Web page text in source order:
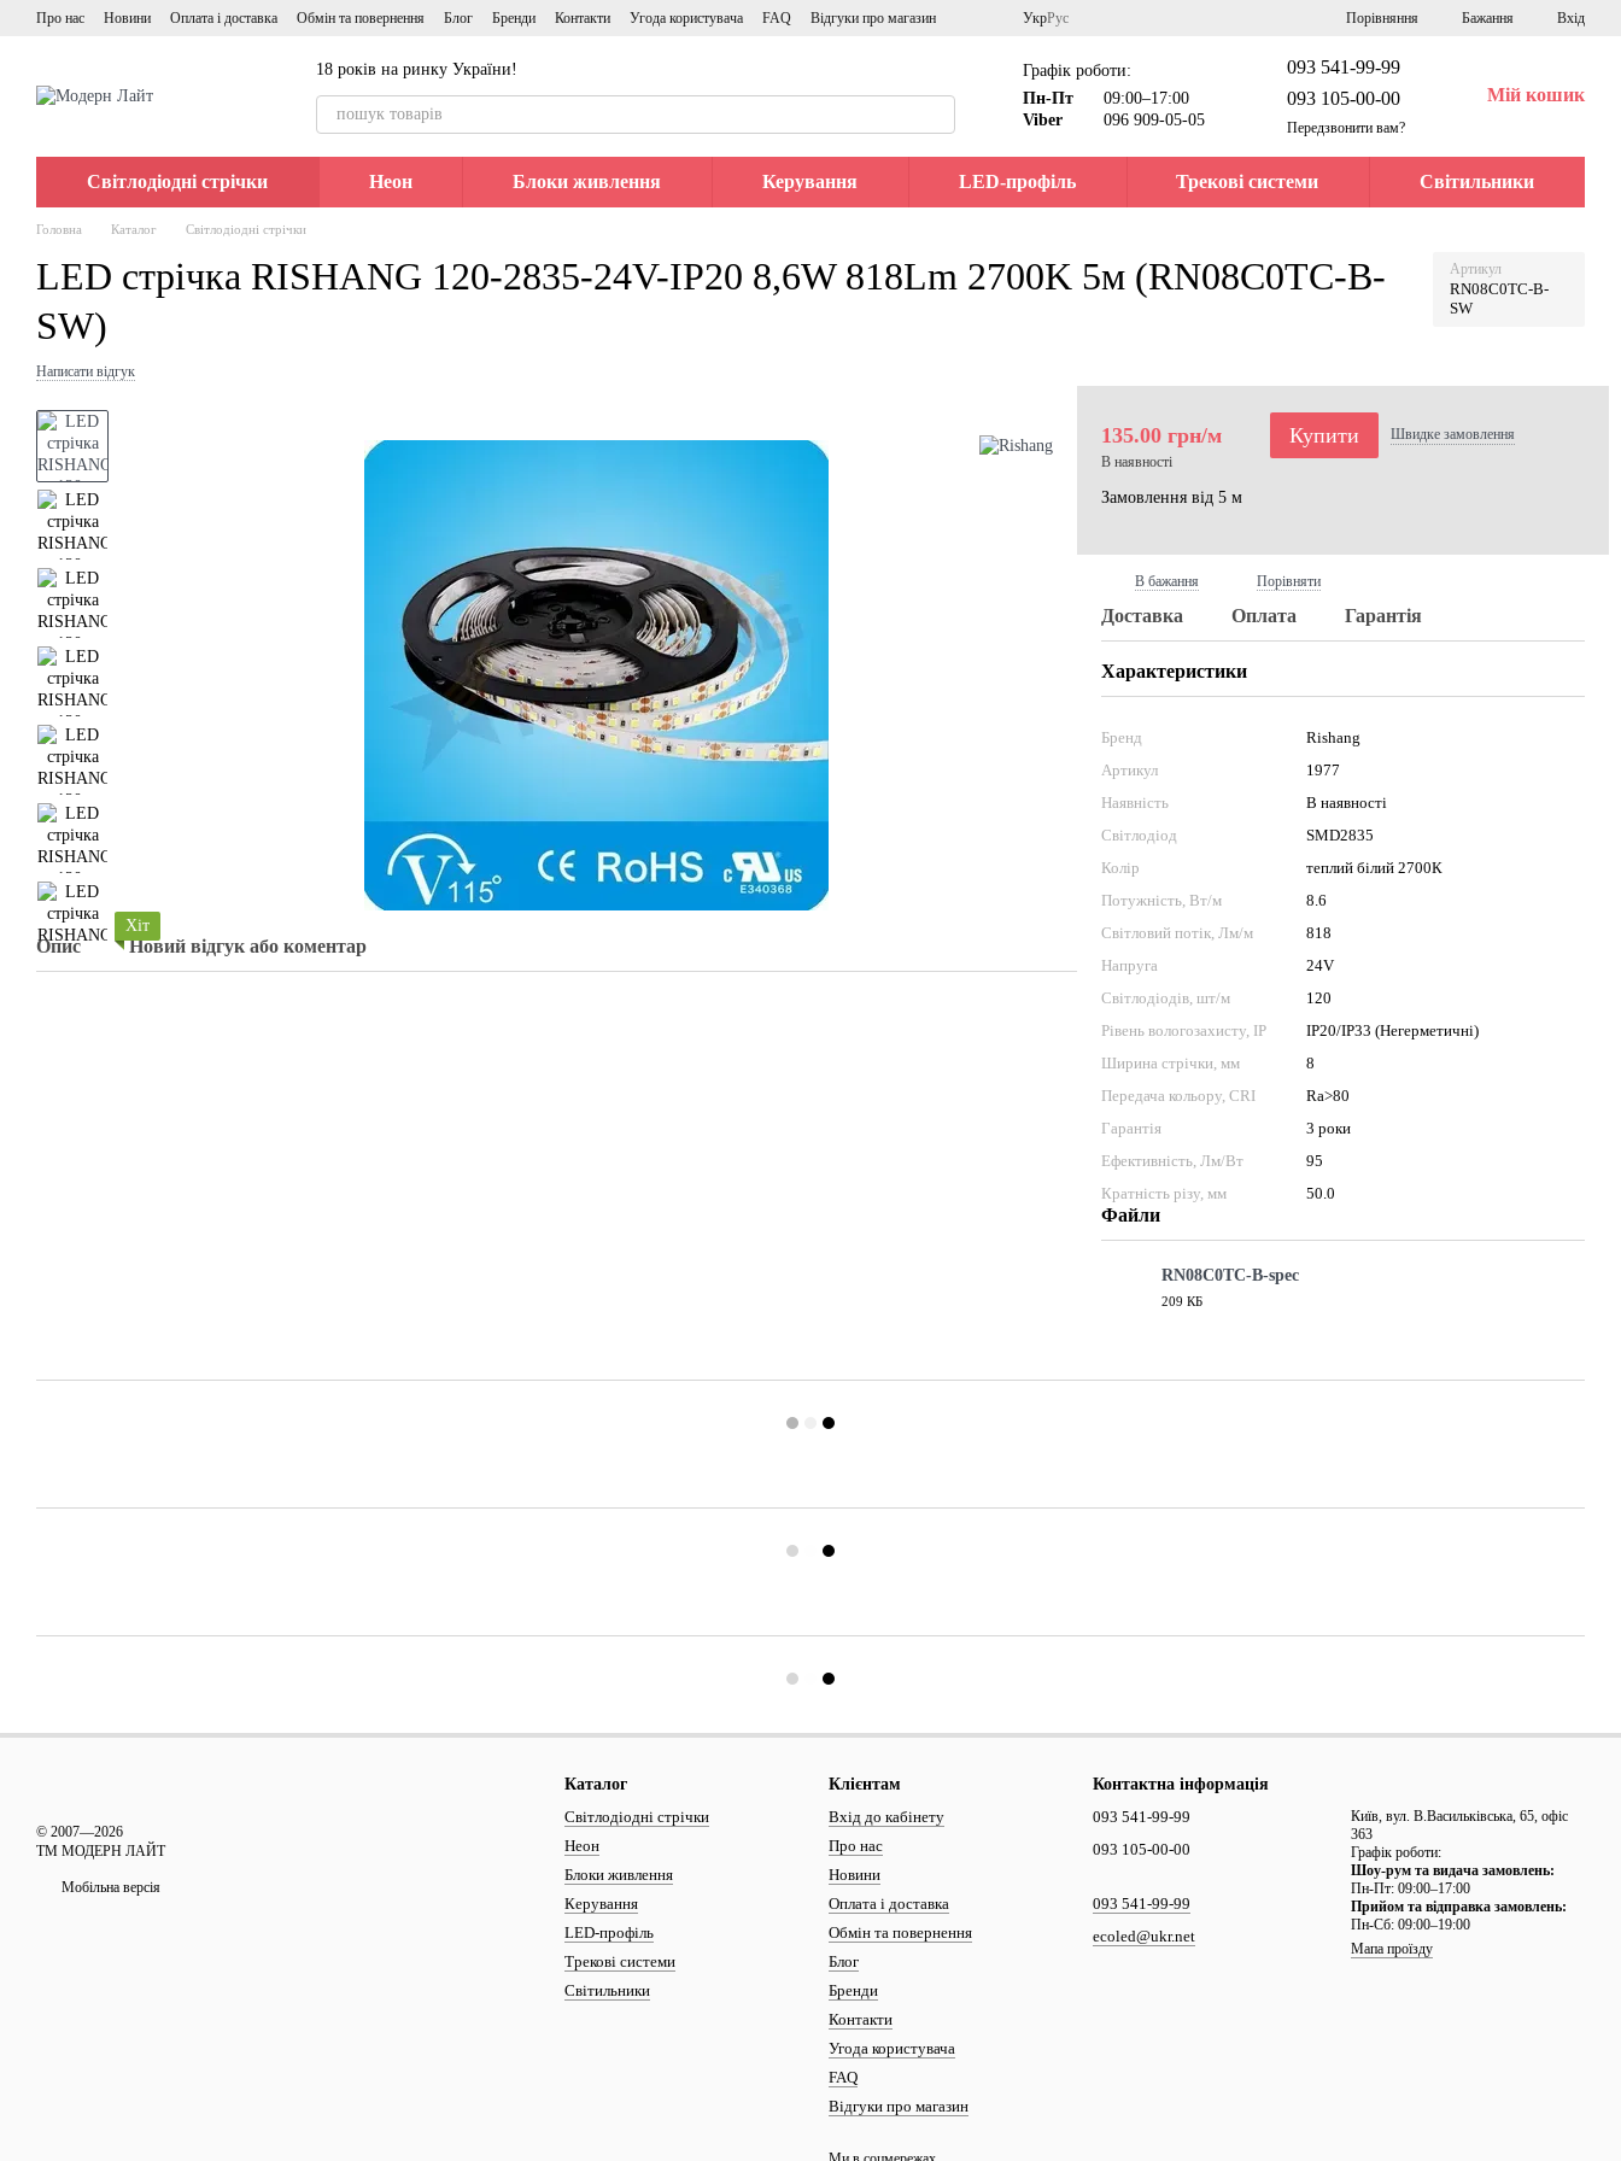
Перейти до основного контенту
Про нас Новини Оплата і доставка Обмін та повернення Блог Бренди Контакти Угода користувача FAQ Відгуки про магазин УкрРус Порівняння Бажання Вхід
18 років на ринку України!
Графік роботи:
Пн-Пт
09:00–17:00
Viber
096 909-05-05
093 541-99-99
093 105-00-00
Передзвонити вам?
Мій кошик
Світлодіодні стрічки Неон Блоки живлення Керування LED-профіль Трекові системи Світильники
Головна Каталог Світлодіодні стрічки
LED стрічка RISHANG 120-2835-24V-IP20 8,6W 818Lm 2700K 5м (RN08C0TC-B-
SW)
Артикул
RN08C0TC-B-
SW
Написати відгук
Хіт
Опис Новий відгук або коментар
135.00 грн/м
В наявності
Купити Швидкезамовлення
Замовлення від 5 м
В бажання Порівняти
Доставка Оплата Гарантія
Характеристики
Бренд
Rishang
Артикул
1977
Наявність
В наявності
Світлодіод
SMD2835
Колір
теплий білий 2700К
Потужність, Вт/м
8.6
Світловий потік, Лм/м
818
Напруга
24V
Світлодіодів, шт/м
120
Рівень вологозахисту, IP
IP20/IP33 (Негерметичні)
Ширина стрічки, мм
8
Передача кольору, CRI
Ra>80
Гарантія
3 роки
Ефективність, Лм/Вт
95
Кратність різу, мм
50.0
Файли
RN08C0TC-B-spec
209 КБ
© 2007—2026
ТМ МОДЕРН ЛАЙТ
Мобільна версія
Каталог
Світлодіодні стрічки
Неон
Блоки живлення
Керування
LED-профіль
Трекові системи
Світильники
Клієнтам
Вхід до кабінету
Про нас
Новини
Оплата і доставка
Обмін та повернення
Блог
Бренди
Контакти
Угода користувача
FAQ
Відгуки про магазин
Контактна інформація
093 541-99-99
093 105-00-00
093 541-99-99
ecoled@ukr.net
Київ, вул. В.Васильківська, 65, офіс
363
Графік роботи:
Шоу-рум та видача замовлень:
Пн-Пт: 09:00–17:00
Прийом та відправка замовлень:
Пн-Сб: 09:00–19:00
Мапа проїзду